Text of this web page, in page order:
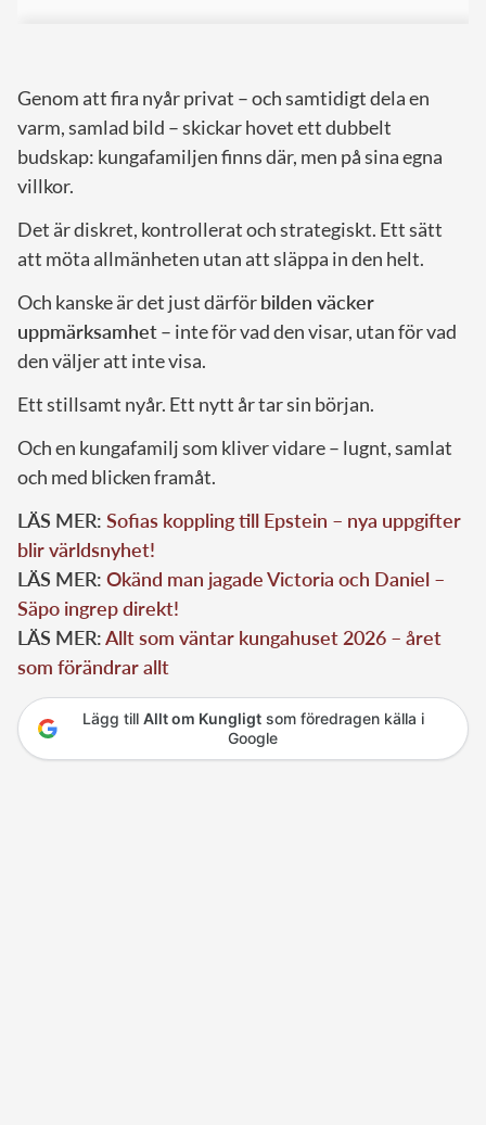
Genom att fira nyår privat – och samtidigt dela en
varm, samlad bild – skickar hovet ett dubbelt
budskap: kungafamiljen finns där, men på sina egna
villkor.
Det är diskret, kontrollerat och strategiskt. Ett sätt
att möta allmänheten utan att släppa in den helt.
Och kanske är det just därförbilden väcker
uppmärksamhet– inte för vad den visar, utan för vad
den väljer att inte visa.
Ett stillsamt nyår. Ett nytt år tar sin början.
Och en kungafamilj som kliver vidare – lugnt, samlat
och med blicken framåt.
LÄS MER: Sofias koppling till Epstein – nya uppgifter
blir världsnyhet!
LÄS MER: Okänd man jagade Victoria och Daniel –
Säpo ingrep direkt!
LÄS MER:Allt som väntar kungahuset 2026 – året
som förändrar allt
Lägg till Allt om Kungligtsom föredragen källa i
Google